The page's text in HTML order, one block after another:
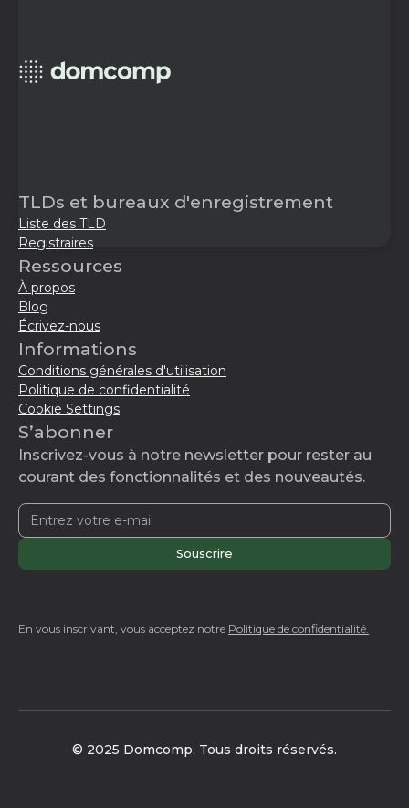
TLDs et bureaux d'enregistrement
Liste des TLD
Registraires
Ressources
À propos
Blog
Écrivez-nous
Informations
Conditions générales d'utilisation
Politique de confidentialité
Cookie Settings
S’abonner
Inscrivez-vous à notre newsletter pour rester au
courant des fonctionnalités et des nouveautés.
En vous inscrivant, vous acceptez notre Politique de confidentialité.
© 2025 Domcomp. Tous droits réservés.